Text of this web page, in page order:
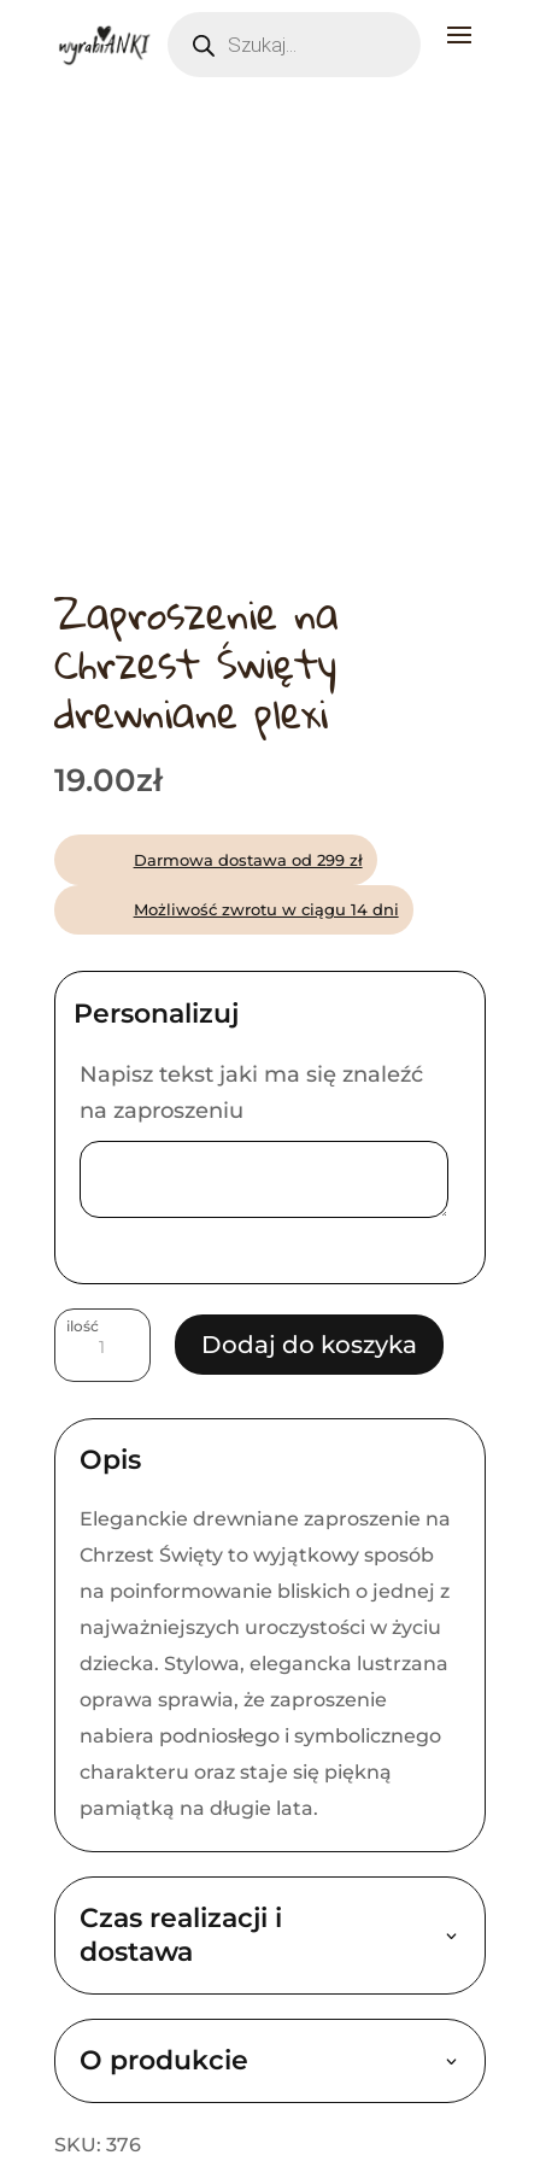
produktów
Zaproszenie na
Chrzest Święty
drewniane plexi
19.00zł
Darmowa dostawa od 299 zł
Możliwość zwrotu w ciągu 14 dni
Napisz tekst jaki ma się znaleźć
na zaproszeniu
ilość
ilość
Zaproszenie
Chrzest
Święty
drewniane
plexi
Dodaj do koszyka
Opis
Eleganckie drewniane zaproszenie na
Chrzest Święty to wyjątkowy sposób
na poinformowanie bliskich o jednej z
najważniejszych uroczystości w życiu
dziecka. Stylowa, elegancka lustrzana
oprawa sprawia, że zaproszenie
nabiera podniosłego i symbolicznego
charakteru oraz staje się piękną
pamiątką na długie lata.
Czas realizacji i
dostawa
O produkcie
SKU: 376